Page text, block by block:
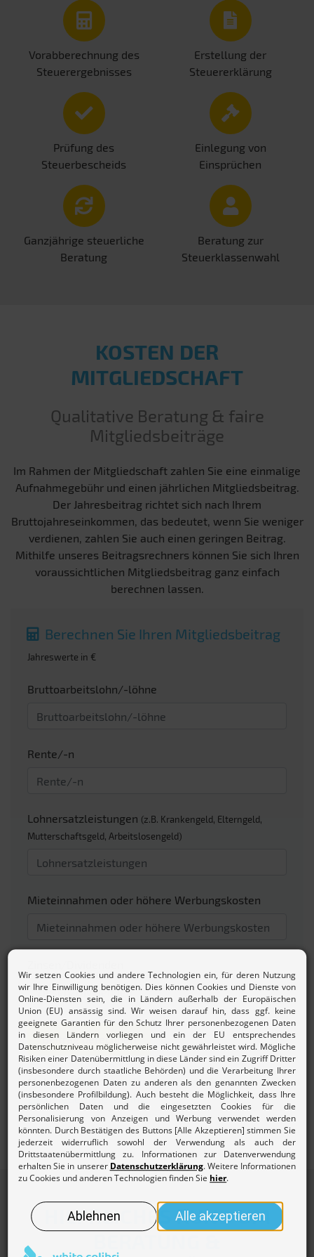
Vorabberechnung des
Steuerergebnisses
Erstellung der
Steuererklärung
Prüfung des
Steuerbescheids
Einlegung von
Einsprüchen
Ganzjährige steuerliche
Beratung
Beratung zur
Steuerklassenwahl
KOSTEN DER
MITGLIEDSCHAFT
Qualitative Beratung & faire
Mitgliedsbeiträge
Im Rahmen der Mitgliedschaft zahlen Sie eine einmalige
Aufnahmegebühr und einen jährlichen Mitgliedsbeitrag.
Der Jahresbeitrag richtet sich nach Ihrem
Bruttojahreseinkommen, das bedeutet, wenn Sie weniger
verdienen, zahlen Sie auch einen geringen Beitrag.
Mithilfe unseres Beitragsrechners können Sie sich Ihren
voraussichtlichen Mitgliedsbeitrag ganz einfach
berechnen lassen.
Berechnen Sie Ihren Mitgliedsbeitrag
Jahreswerte in €
Bruttoarbeitslohn/-löhne
Rente/-n
Lohnersatzleistungen (z.B. Krankengeld, Elterngeld,
Mutterschaftsgeld, Arbeitslosengeld)
Mieteinnahmen oder höhere Werbungskosten
Beitrag berechnen
Mehr zurBeitragsordnung und den Gebühren des
Lohnsteuerhilfevereins.
HILFREICHES RUND UM